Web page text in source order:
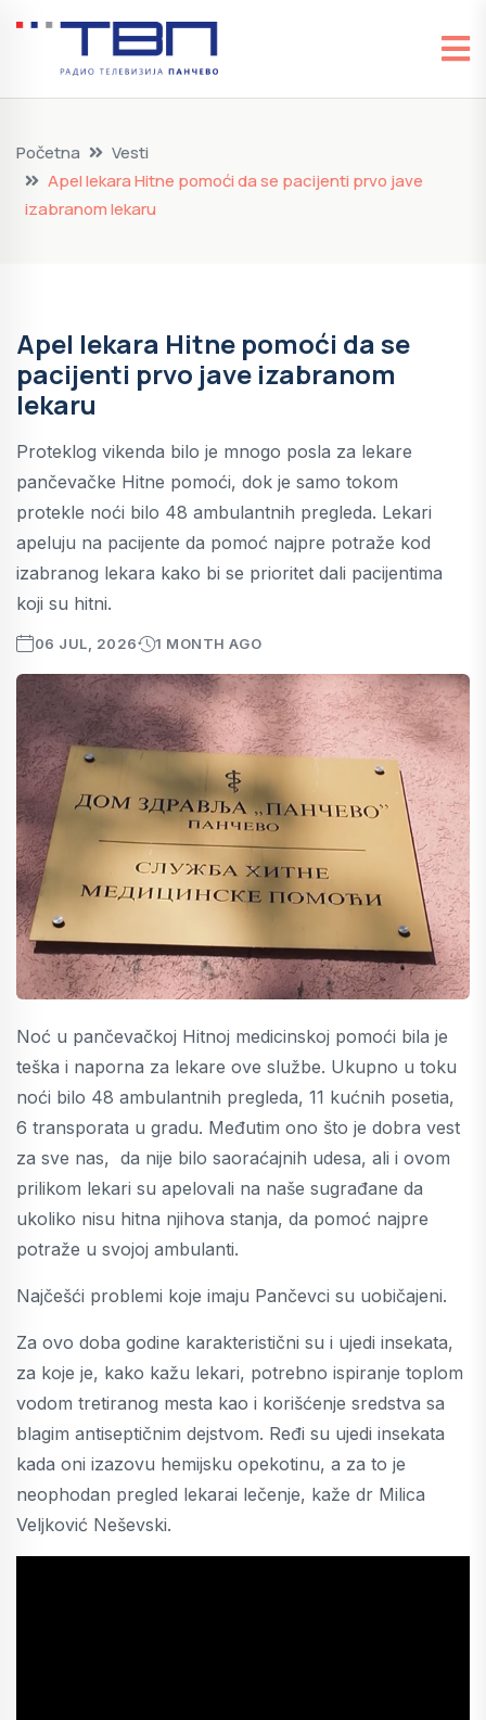
Početna
Vesti
Apel lekara Hitne pomoći da se pacijenti prvo jave
izabranom lekaru
Apel lekara Hitne pomoći da se
pacijenti prvo jave izabranom
lekaru
Proteklog vikenda bilo je mnogo posla za lekare
pančevačke Hitne pomoći, dok je samo tokom
protekle noći bilo 48 ambulantnih pregleda. Lekari
apeluju na pacijente da pomoć najpre potraže kod
izabranog lekara kako bi se prioritet dali pacijentima
koji su hitni.
06 JUL, 2026 1 MONTH AGO
Noć u pančevačkoj Hitnoj medicinskoj pomoći bila je
teška i naporna za lekare ove službe. Ukupno u toku
noći bilo 48 ambulantnih pregleda, 11 kućnih posetia,
6 transporata u gradu. Međutim ono što je dobra vest
za sve nas, da nije bilo saoraćajnih udesa, ali i ovom
prilikom lekari su apelovali na naše sugrađane da
ukoliko nisu hitna njihova stanja, da pomoć najpre
potraže u svojoj ambulanti.
Najčešći problemi koje imaju Pančevci su uobičajeni.
Za ovo doba godine karakteristični su i ujedi insekata,
za koje je, kako kažu lekari, potrebno ispiranje toplom
vodom tretiranog mesta kao i korišćenje sredstva sa
blagim antiseptičnim dejstvom. Ređi su ujedi insekata
kada oni izazovu hemijsku opekotinu, a za to je
neophodan pregled lekarai lečenje, kaže dr Milica
Veljković Neševski.